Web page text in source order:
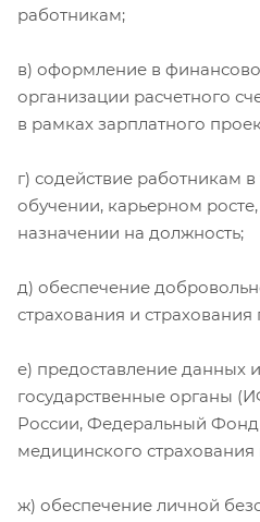
работникам;
в) оформление в
организации расчетного
в рамках зарплатного
г) содействие работникам в
обучении, карьерном
назначении на должность;
д) обеспечение
страхования и
е) предоставление данных
государственные органы
России, Федеральный Фонд
медицинского страхования
ж) обеспечение личной